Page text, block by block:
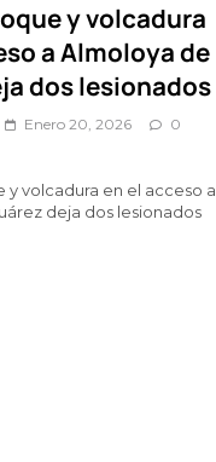
y volcadura
a Almoloya de
dos lesionados
Enero 20, 2026
0
y volcadura en el acceso a
deja dos lesionados